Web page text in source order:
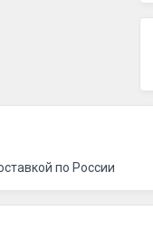
по России